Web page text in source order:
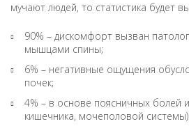
мучают людей, то статистика будет
90% – дискомфорт вызван
мышцами спины;
6% – негативные ощущения
почек;
4% – в основе поясничных болей
кишечника, мочеполовой